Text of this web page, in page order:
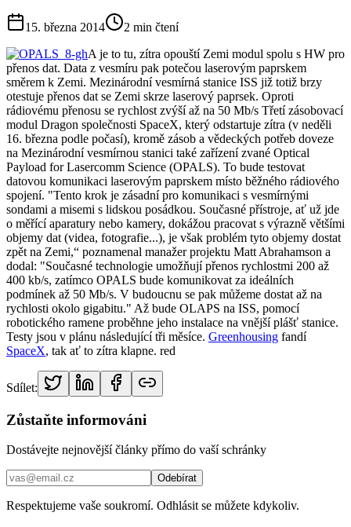
15. března 2014 2 min čtení
A je to tu, zítra opouští Zemi modul spolu s HW pro
přenos dat. Data z vesmíru pak potečou laserovým paprskem
směrem k Zemi. Mezinárodní vesmírná stanice ISS již totiž brzy
otestuje přenos dat se Zemi skrze laserový paprsek. Oproti
rádiovému přenosu se rychlost zvýší až na 50 Mb/s Třetí zásobovací
modul Dragon společnosti SpaceX, který odstartuje zítra (v neděli
16. března podle počasí), kromě zásob a vědeckých potřeb doveze
na Mezinárodní vesmírnou stanici také zařízení zvané Optical
Payload for Lasercomm Science (OPALS). To bude testovat
datovou komunikaci laserovým paprskem místo běžného rádiového
spojení. "Tento krok je zásadní pro komunikaci s vesmírnými
sondami a misemi s lidskou posádkou. Současné přístroje, ať už jde
o měřící aparatury nebo kamery, dokážou pracovat s výrazně většími
objemy dat (videa, fotografie...), je však problém tyto objemy dostat
zpět na Zemi,“ poznamenal manažer projektu Matt Abrahamson a
dodal: "Současné technologie umožňují přenos rychlostmi 200 až
400 kb/s, zatímco OPALS bude komunikovat za ideálních
podmínek až 50 Mb/s. V budoucnu se pak můžeme dostat až na
rychlosti okolo gigabitu." Až bude OLAPS na ISS, pomocí
robotického ramene proběhne jeho instalace na vnější plášť stanice.
Testy jsou v plánu následující tři měsíce. Greenhousing fandí
SpaceX, tak ať to zítra klapne. red
Sdílet:
Zůstaňte informováni
Dostávejte nejnovější články přímo do vaší schránky
Odebírat
Respektujeme vaše soukromí. Odhlásit se můžete kdykoliv.